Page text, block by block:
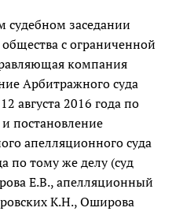
судебном заседании
с ограниченной
компания
Арбитражного суда
августа 2016 года по
постановление
апелляционного суда
по тому же делу (суд
Е.В., апелляционный
К.Н., Оширова